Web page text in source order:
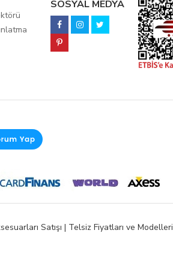
SOSYAL MEDYA
Satışı | Telsiz Fiyatları ve Modelleri